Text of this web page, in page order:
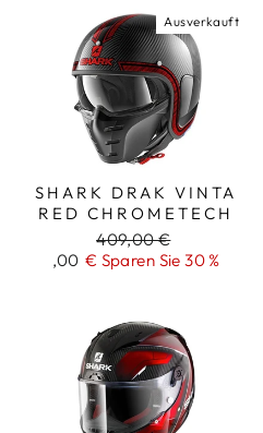
Ausverkauft
SHARK DRAK VINTA
RED CHROMETECH
Regulärer
Preis
409,00 €
Aktionspreis
,00 € Sparen Sie 30 %